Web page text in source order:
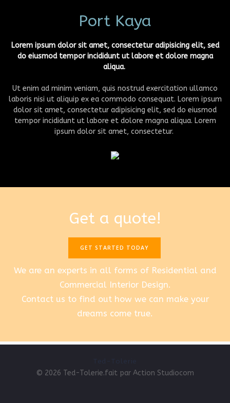
Port Kaya
Lorem ipsum dolor sit amet, consectetur adipisicing elit, sed
do eiusmod tempor incididunt ut labore et dolore magna
aliqua.
Ut enim ad minim veniam, quis nostrud exercitation ullamco
laboris nisi ut aliquip ex ea commodo consequat. Lorem ipsum
dolor sit amet, consectetur adipisicing elit, sed do eiusmod
tempor incididunt ut labore et dolore magna aliqua. Lorem
ipsum dolor sit amet, consectetur.
Get a quote!
GET STARTED TODAY
We are an experts in all forms of Residential and
Commercial Interior Design.
Contact us to find out how we can make your
dreams come true.
© 2026 Ted-Tolerie.fait par Action Studiocom